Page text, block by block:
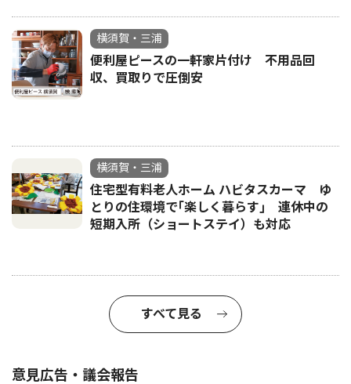
横須賀・三浦
便利屋ピースの一軒家片付け 不用品回
収、買取りで圧倒安
横須賀・三浦
住宅型有料老人ホーム ハビタスカーマ ゆ
とりの住環境で｢楽しく暮らす｣ 連休中の
短期入所（ショートステイ）も対応
すべて見る
意見広告・議会報告